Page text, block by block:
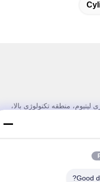
منطقه تکنولوژی بالا،